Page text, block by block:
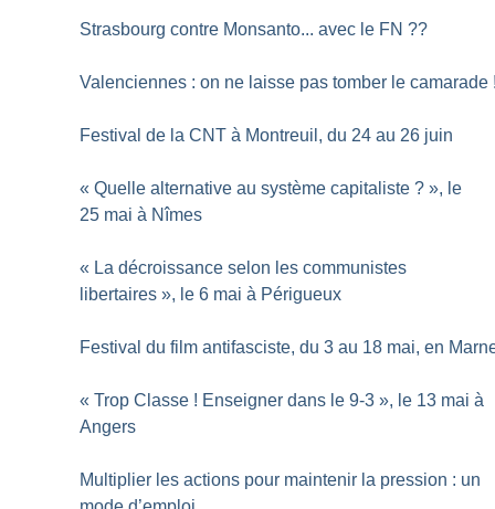
Strasbourg contre Monsanto... avec le FN ??
Valenciennes : on ne laisse pas tomber le camarade
Festival de la CNT à Montreuil, du 24 au 26 juin
« Quelle alternative au système capitaliste ? », le
25 mai à Nîmes
« La décroissance selon les communistes
libertaires », le 6 mai à Périgueux
Festival du film antifasciste, du 3 au 18 mai, en
« Trop Classe ! Enseigner dans le 9-3 », le 13 mai à
Angers
Multiplier les actions pour maintenir la pression : un